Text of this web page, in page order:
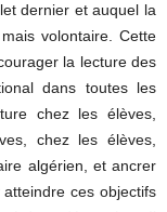
dernier et auquel la
volontaire. Cette
la lecture des
dans toutes les
chez les élèves,
chez les élèves,
algérien, et ancrer
atteindre ces objectifs